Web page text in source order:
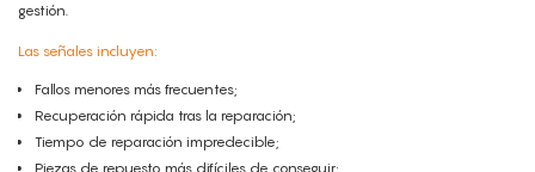
gestión.
Las señales incluyen:
Fallos menores más frecuentes;
Recuperación rápida tras la reparación;
Tiempo de reparación impredecible;
Piezas de repuesto más difíciles de conseguir;